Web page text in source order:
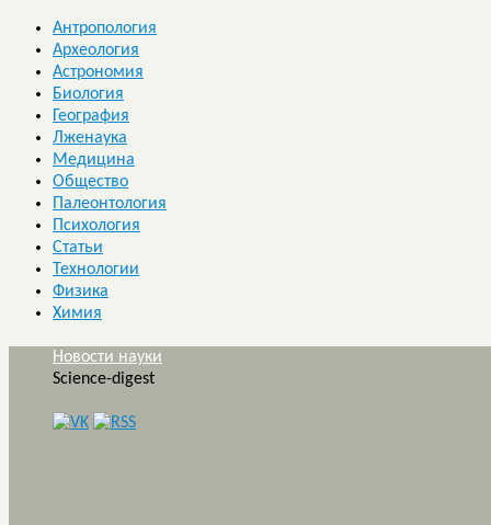
Антропология
Археология
Астрономия
Биология
География
Лженаука
Медицина
Общество
Палеонтология
Психология
Статьи
Технологии
Физика
Химия
Новости науки
Science-digest